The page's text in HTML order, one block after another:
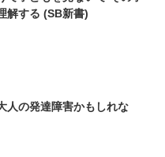
解する (SB新書)
人の発達障害かもしれな